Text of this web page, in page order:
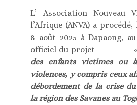
L’ Association Nouveau
l’Afrique (ANVA) a
8 août 2025 à Dapaong,
officiel du projet «
des enfants victimes ou
violences, y compris ceux
débordement de la crise
la région des Savanes au